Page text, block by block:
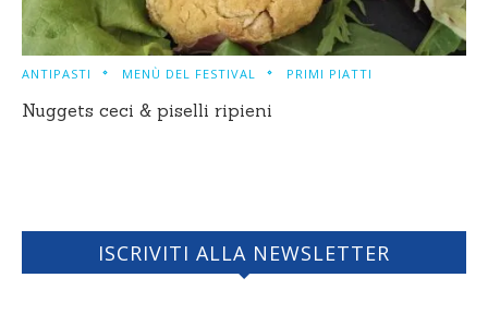
ANTIPASTI MENÙ DEL FESTIVAL PRIMI PIATTI
Nuggets ceci & piselli ripieni
ISCRIVITI ALLA NEWSLETTER